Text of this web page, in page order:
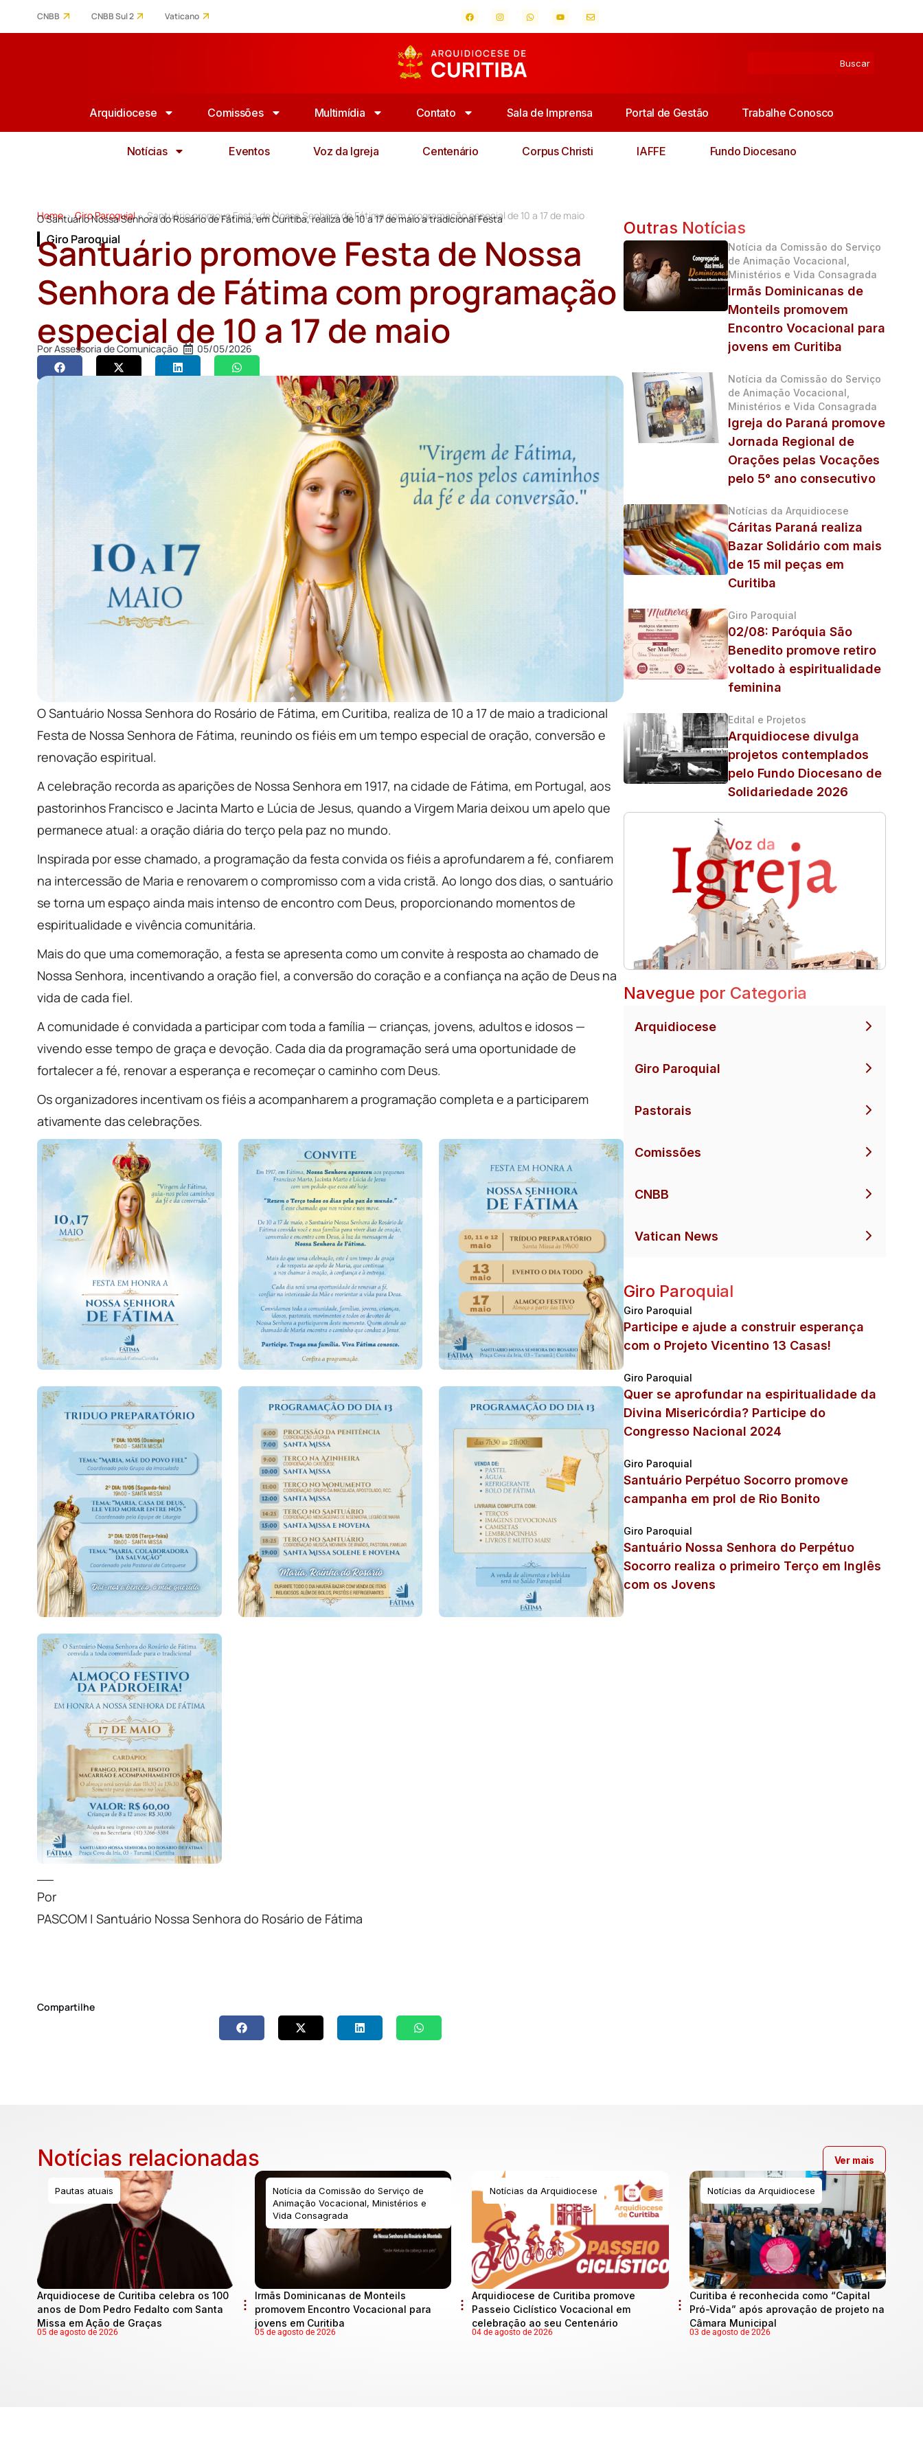
CNBB CNBB Sul 2 Vaticano
Arquidiocese Comissões Multimídia Contato Sala de Imprensa Portal de Gestão Trabalhe Conosco
Notícias Eventos Voz da Igreja Centenário Corpus Christi IAFFE Fundo Diocesano
Home > Giro Paroquial > Santuário promove Festa de Nossa Senhora de Fátima com programação especial de 10 a 17 de maio
O Santuário Nossa Senhora do Rosário de Fátima, em Curitiba, realiza de 10 a 17 de maio a tradicional Festa
Giro Paroquial
Santuário promove Festa de Nossa
Senhora de Fátima com programação
especial de 10 a 17 de maio
PorAssessoria de Comunicação 05/05/2026
O Santuário Nossa Senhora do Rosário de Fátima, em Curitiba, realiza de 10 a 17 de maio a tradicional
Festa de Nossa Senhora de Fátima, reunindo os fiéis em um tempo especial de oração, conversão e
renovação espiritual.
A celebração recorda as aparições de Nossa Senhora em 1917, na cidade de Fátima, em Portugal, aos
pastorinhos Francisco e Jacinta Marto e Lúcia de Jesus, quando a Virgem Maria deixou um apelo que
permanece atual: a oração diária do terço pela paz no mundo.
Inspirada por esse chamado, a programação da festa convida os fiéis a aprofundarem a fé, confiarem
na intercessão de Maria e renovarem o compromisso com a vida cristã. Ao longo dos dias, o santuário
se torna um espaço ainda mais intenso de encontro com Deus, proporcionando momentos de
espiritualidade e vivência comunitária.
Mais do que uma comemoração, a festa se apresenta como um convite à resposta ao chamado de
Nossa Senhora, incentivando a oração fiel, a conversão do coração e a confiança na ação de Deus na
vida de cada fiel.
A comunidade é convidada a participar com toda a família — crianças, jovens, adultos e idosos —
vivendo esse tempo de graça e devoção. Cada dia da programação será uma oportunidade de
fortalecer a fé, renovar a esperança e recomeçar o caminho com Deus.
Os organizadores incentivam os fiéis a acompanharem a programação completa e a participarem
ativamente das celebrações.
Por
PASCOM | Santuário Nossa Senhora do Rosário de Fátima
Compartilhe
Outras Notícias
Notícia da Comissão do Serviço
de Animação Vocacional,
Ministérios e Vida Consagrada
Irmãs Dominicanas de
Monteils promovem
Encontro Vocacional para
jovens em Curitiba
Notícia da Comissão do Serviço
de Animação Vocacional,
Ministérios e Vida Consagrada
Igreja do Paraná promove
Jornada Regional de
Orações pelas Vocações
pelo 5° ano consecutivo
Notícias da Arquidiocese
Cáritas Paraná realiza
Bazar Solidário com mais
de 15 mil peças em
Curitiba
Giro Paroquial
02/08: Paróquia São
Benedito promove retiro
voltado à espiritualidade
feminina
Edital e Projetos
Arquidiocese divulga
projetos contemplados
pelo Fundo Diocesano de
Solidariedade 2026
Navegue por Categoria
Arquidiocese
Giro Paroquial
Pastorais
Comissões
CNBB
Vatican News
Giro Paroquial
Giro Paroquial
Participe e ajude a construir esperança
com o Projeto Vicentino 13 Casas!
Giro Paroquial
Quer se aprofundar na espiritualidade da
Divina Misericórdia? Participe do
Congresso Nacional 2024
Giro Paroquial
Santuário Perpétuo Socorro promove
campanha em prol de Rio Bonito
Giro Paroquial
Santuário Nossa Senhora do Perpétuo
Socorro realiza o primeiro Terço em Inglês
com os Jovens
Notícias relacionadas
Pautas atuais
Arquidiocese de Curitiba celebra os 100
anos de Dom Pedro Fedalto com Santa
Missa em Ação de Graças
05 de agosto de 2026
Notícia da Comissão do Serviço de
Animação Vocacional, Ministérios e
Vida Consagrada
Irmãs Dominicanas de Monteils
promovem Encontro Vocacional para
jovens em Curitiba
05 de agosto de 2026
Notícias da Arquidiocese
Arquidiocese de Curitiba promove
Passeio Ciclístico Vocacional em
celebração ao seu Centenário
04 de agosto de 2026
Notícias da Arquidiocese
Curitiba é reconhecida como “Capital
Pró-Vida” após aprovação de projeto na
Câmara Municipal
03 de agosto de 2026
Ver mais